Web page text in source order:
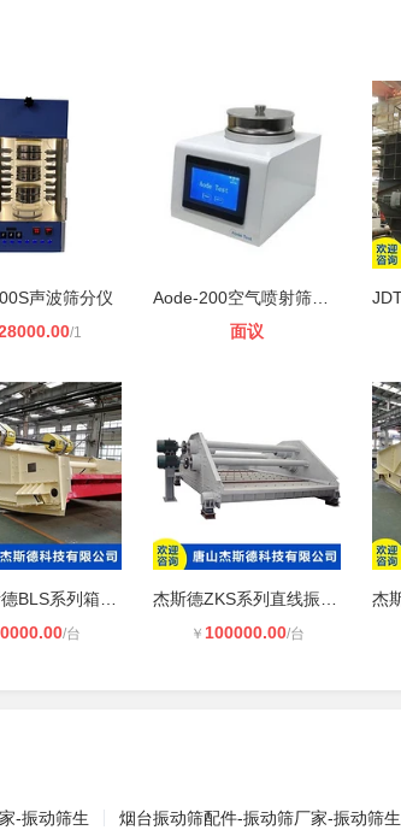
声波筛分仪
/1
面议
/台 ￥ 100000.00/台
-振动筛生 烟台振动筛配件-振动筛厂家-振动筛生